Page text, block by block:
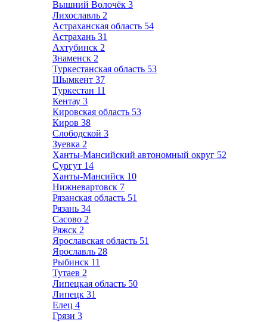
Вышний Волочёк 3
Лихославль 2
Астраханская область 54
Астрахань 31
Ахтубинск 2
Знаменск 2
Туркестанская область 53
Шымкент 37
Туркестан 11
Кентау 3
Кировская область 53
Киров 38
Слободской 3
Зуевка 2
Ханты-Мансийский автономный округ 52
Сургут 14
Ханты-Мансийск 10
Нижневартовск 7
Рязанская область 51
Рязань 34
Сасово 2
Ряжск 2
Ярославская область 51
Ярославль 28
Рыбинск 11
Тутаев 2
Липецкая область 50
Липецк 31
Елец 4
Грязи 3